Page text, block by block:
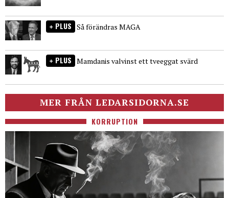
PLUS Så förändras MAGA
PLUS Mamdanis valvinst ett tveeggat svärd
MER FRÅN LEDARSIDORNA.SE
KORRUPTION